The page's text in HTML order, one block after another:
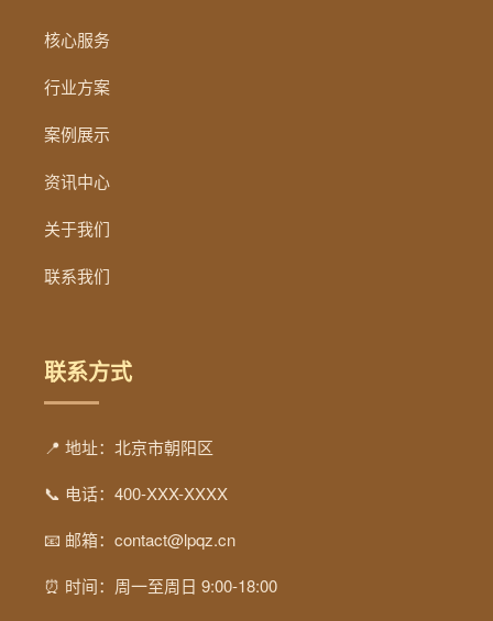
核心服务
行业方案
案例展示
资讯中心
关于我们
联系我们
联系方式
📍 地址：北京市朝阳区
📞 电话：400-XXX-XXXX
📧 邮箱：contact@lpqz.cn
⏰ 时间：周一至周日 9:00-18:00